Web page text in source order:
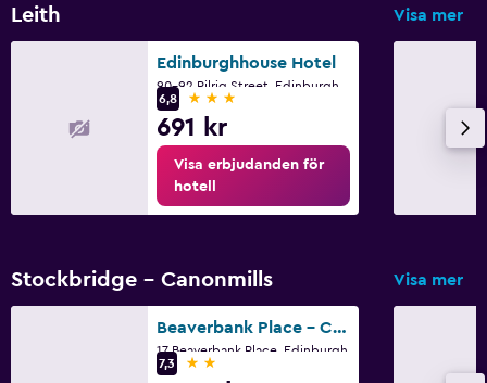
Leith Visa mer
Edinburghhouse Hotel
90-92 Pilrig Street, Edinburgh
6,8
3 stjärnor
691 kr
Visa erbjudanden för
hotell
Stockbridge - Canonmills Visa mer
Beaverbank Place - Campus Residence
17 Beaverbank Place, Edinburgh
7,3
2 stjärnor